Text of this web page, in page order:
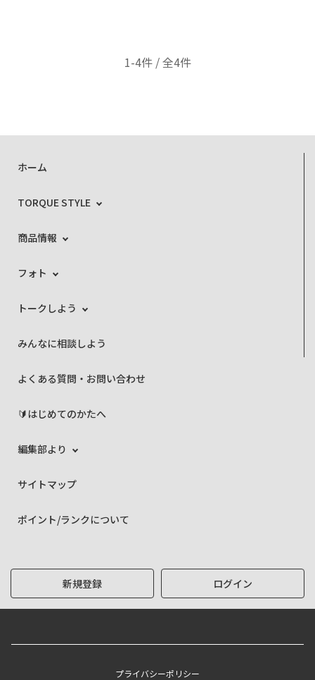
1-4件 / 全4件
ホーム
TORQUE STYLE
商品情報
フォト
トークしよう
みんなに相談しよう
よくある質問・お問い合わせ
🔰はじめてのかたへ
編集部より
サイトマップ
ポイント/ランクについて
新規登録 ログイン
プライバシーポリシー